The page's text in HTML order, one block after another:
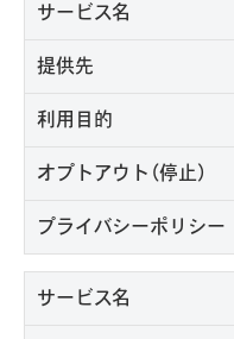
サービス名
提供先
利用目的
オプトアウト（停止）
プライバシーポリシー
サービス名